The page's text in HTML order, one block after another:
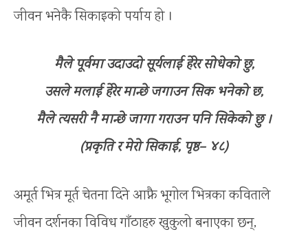
जीवन भनेकै सिकाइको पर्याय हो ।
मैले पूर्वमा उदाउदो सूर्यलाई हेरेर सोधेको छु,
उसले मलाई हेरेर मान्छे जगाउन सिक भनेको छ,
मैले त्यसरी नै मान्छे जागा गराउन पनि सिकेको छु ।
(प्रकृति र मेरो सिकाई, पृष्ठ– ४८)
अमूर्त भित्र मूर्त चेतना दिने आफ्नै भूगोल भित्रका कविताले
जीवन दर्शनका विविध गाँठाहरु खुकुलो बनाएका छन्,